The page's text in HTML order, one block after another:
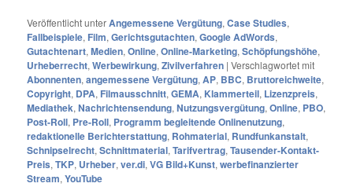
Veröffentlicht unterAngemessene Vergütung,Case Studies,
Fallbeispiele, Film,Gerichtsgutachten,Google AdWords,
Gutachtenart,Medien,Online,Online-Marketing,Schöpfungshöhe,
Urheberrecht,Werbewirkung,Zivilverfahren |Verschlagwortet mit
Abonnenten,angemessene Vergütung,AP, BBC, Bruttoreichweite,
Copyright, DPA, Filmausschnitt,GEMA, Klammerteil, Lizenzpreis,
Mediathek,Nachrichtensendung,Nutzungsvergütung,Online, PBO,
Post-Roll, Pre-Roll, Programm begleitende Onlinenutzung,
redaktionelle Berichterstattung, Rohmaterial, Rundfunkanstalt,
Schnipselrecht,Schnittmaterial,Tarifvertrag,Tausender-Kontakt-
Preis,TKP, Urheber,ver.di,VG Bild+Kunst,werbefinanzierter
Stream,YouTube